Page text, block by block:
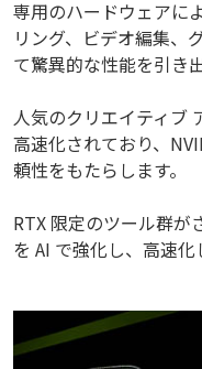
専用のハードウェアに
リング、ビデオ編集、
て驚異的な性能を引き
人気のクリエイティブ
高速化されており、
頼性をもたらします。
RTX 限定のツール群が
を AI で強化し、高速化